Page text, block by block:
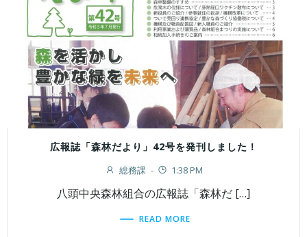
広報誌「森林だより」42号を発刊しました！
総務課 - 1:38 PM
八頭中央森林組合の広報誌「森林だ […]
READ MORE